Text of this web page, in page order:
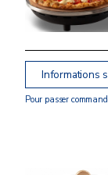
Informations
Pour passer